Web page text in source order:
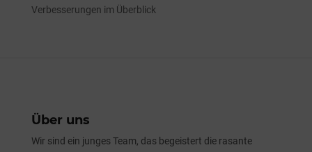
Verbesserungen im Überblick
Über uns
Wir sind ein junges Team, das begeistert die rasante